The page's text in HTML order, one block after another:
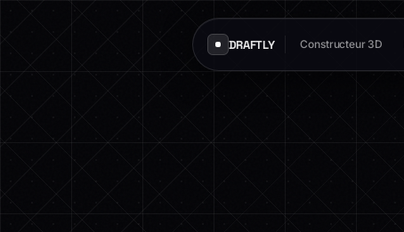
DRAFTLY Constructeur 3D